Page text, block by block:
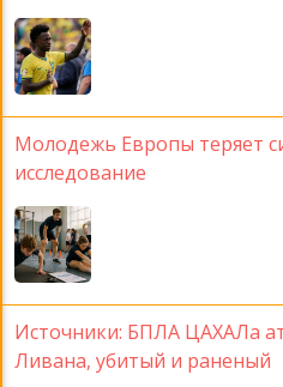
Молодежь Европы теряет
исследование
Источники: БПЛА ЦАХАЛа
Ливана, убитый и раненый